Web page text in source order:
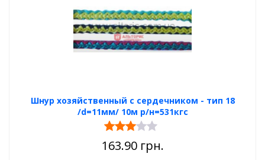
Шнур хозяйственный с сердечником - тип 18
/d=11мм/ 10м р/н=531кгс
163.90грн.